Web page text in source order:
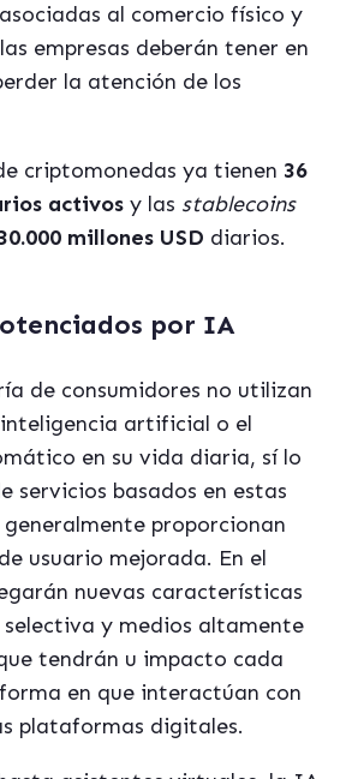
al comercio físico y
empresas deberán tener en
la atención de los
criptomonedas ya tienen 36
activos y las stablecoins
millones USD diarios.
por IA
de consumidores no utilizan
artificial o el
en su vida diaria, sí lo
servicios basados en estas
proporcionan
usuario mejorada. En el
nuevas características
selectiva y medios altamente
tendrán u impacto cada
en que interactúan con
plataformas digitales.